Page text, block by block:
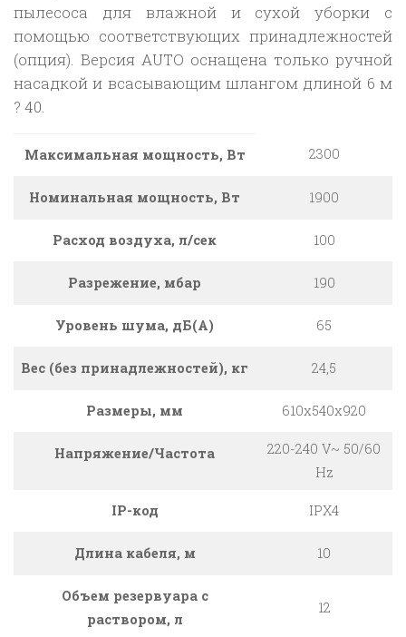
пылесоса для влажной и сухой уборки с
помощью соответствующих принадлежностей
(опция). Версия AUTO оснащена только ручной
насадкой и всасывающим шлангом длиной 6 м
? 40.
Максимальная мощность, Вт 2300
Номинальная мощность, Вт 1900
Расход воздуха, л/сек 100
Разрежение, мбар 190
Уровень шума, дБ(А) 65
Вес (без принадлежностей), кг 24,5
Размеры, мм 610x540x920
Напряжение/Частота
220-240 V~ 50/60
Hz
IP-код IPX4
Длина кабеля, м 10
Объем резервуара с
раствором, л
12